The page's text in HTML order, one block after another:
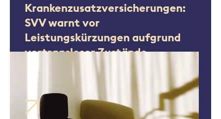
Krankenzusatzversicherungen:
SVV warnt vor
Leistungskürzungen aufgrund
vertragsloser Zustände